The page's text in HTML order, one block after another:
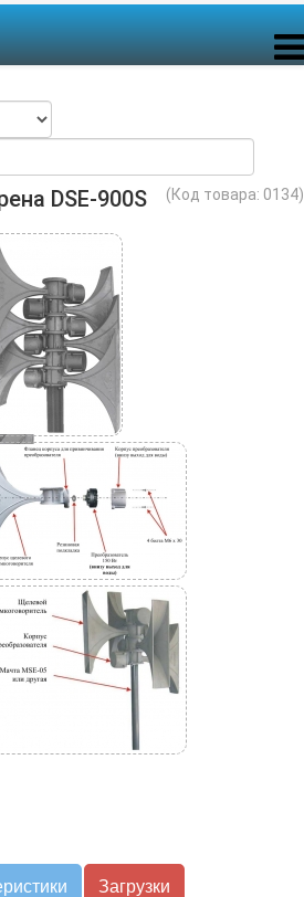
DSE-900S (Код товара: 0134)
Загрузки